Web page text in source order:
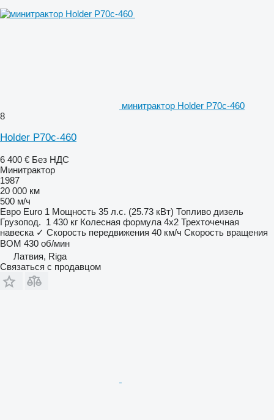
минитрактор Holder P70c-460
8
Holder P70c-460
6 400 € Без НДС
Минитрактор
1987
20 000 км
500 м/ч
Евро Euro 1 Мощность 35 л.с. (25.73 кВт) Топливо дизель
Грузопод. 1 430 кг Колесная формула 4x2 Трехточечная
навеска ✓ Скорость передвижения 40 км/ч Скорость вращения
ВОМ 430 об/мин
Латвия, Riga
Связаться с продавцом